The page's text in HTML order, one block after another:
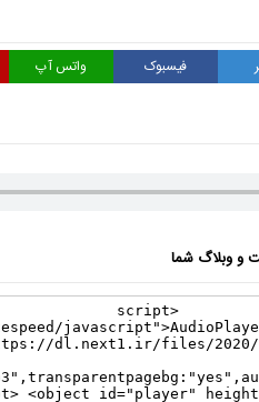
فیسبوک واتس آپ
و وبلاگ شما